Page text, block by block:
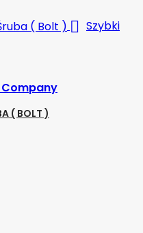
 Szybki
( BOLT )